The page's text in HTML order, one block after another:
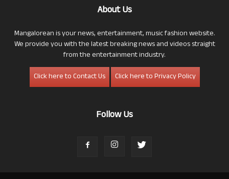
About Us
Mangalorean is your news, entertainment, music fashion website.
We provide you with the latest breaking news and videos straight
from the entertainment industry.
Click here to Contact Us
Click here to Privacy Policy
Follow Us